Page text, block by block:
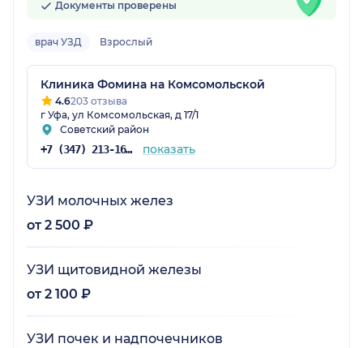
Документы проверены
врач УЗД Взрослый
Клиника Фомина на Комсомольской
4.6203 отзыва
г Уфа, ул Комсомольская, д 17/1
Советский район
+7 (347) 213-16-75 показать
УЗИ молочных желез
от 2 500 ₽
УЗИ щитовидной железы
от 2 100 ₽
УЗИ почек и надпочечников